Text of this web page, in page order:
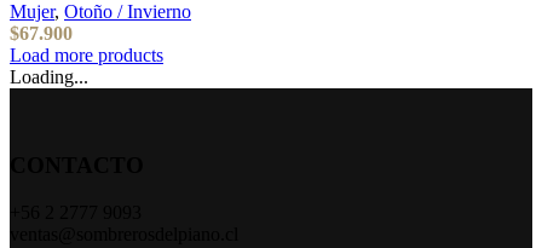
Mujer, Otoño / Invierno
$67.900
Load more products
Loading...